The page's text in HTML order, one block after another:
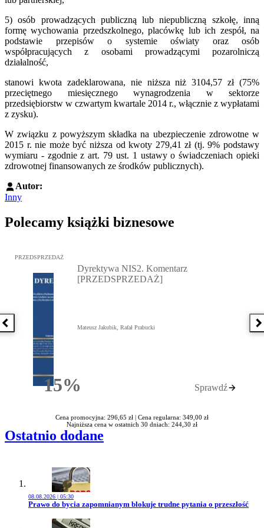
5) osób prowadzących publiczną lub niepubliczną szkołę, inną
formę wychowania przedszkolnego, placówkę lub ich zespół, na
podstawie przepisów o systemie oświaty oraz osób
współpracujących z osobami prowadzącymi pozarolniczą
działalność,
stanowi kwota zadeklarowana, nie niższa niż 3104,57 zł (75%
przeciętnego miesięcznego wynagrodzenia w sektorze
przedsiębiorstw w czwartym kwartale 2014 r., włącznie z wypłatami
z zysku).
W związku z powyższym składka na ubezpieczenie zdrowotne w
2015 r. nie może być niższa od kwoty 279,41 zł (tj. 9% podstawy
wymiaru - zgodnie z art. 79 ust. 1 ustawy o świadczeniach opieki
zdrowotnej finansowanych ze środków publicznych).
Autor:
Inny
Polecamy książki biznesowe
Poprzednia książka
Przejdź do: Dyrektywa NIS2. Komentarz [PRZEDSPRZEDAŻ],
PRZEDSPRZEDAŻ
15%Rabatu
Dyrektywa NIS2. Komentarz
[PRZEDSPRZEDAŻ]
Mateusz Jakubik, Rafał Prabucki
Sprawdź
Cena promocyjna: 296,65 zł | Cena regularna: 349,00 zł
Najniższa cena w ostatnich 30 dniach: 244,30 zł
Ostatnio dodane
08.08.2026 | 05:30
Przejdź do artykułu:
Prawo do bycia zapomnianym blokuje trudne pytania o przeszłość